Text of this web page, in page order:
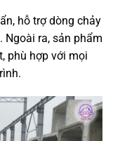
hỗ trợ dòng chảy
Ngoài ra, sản phẩm
phù hợp với mọi